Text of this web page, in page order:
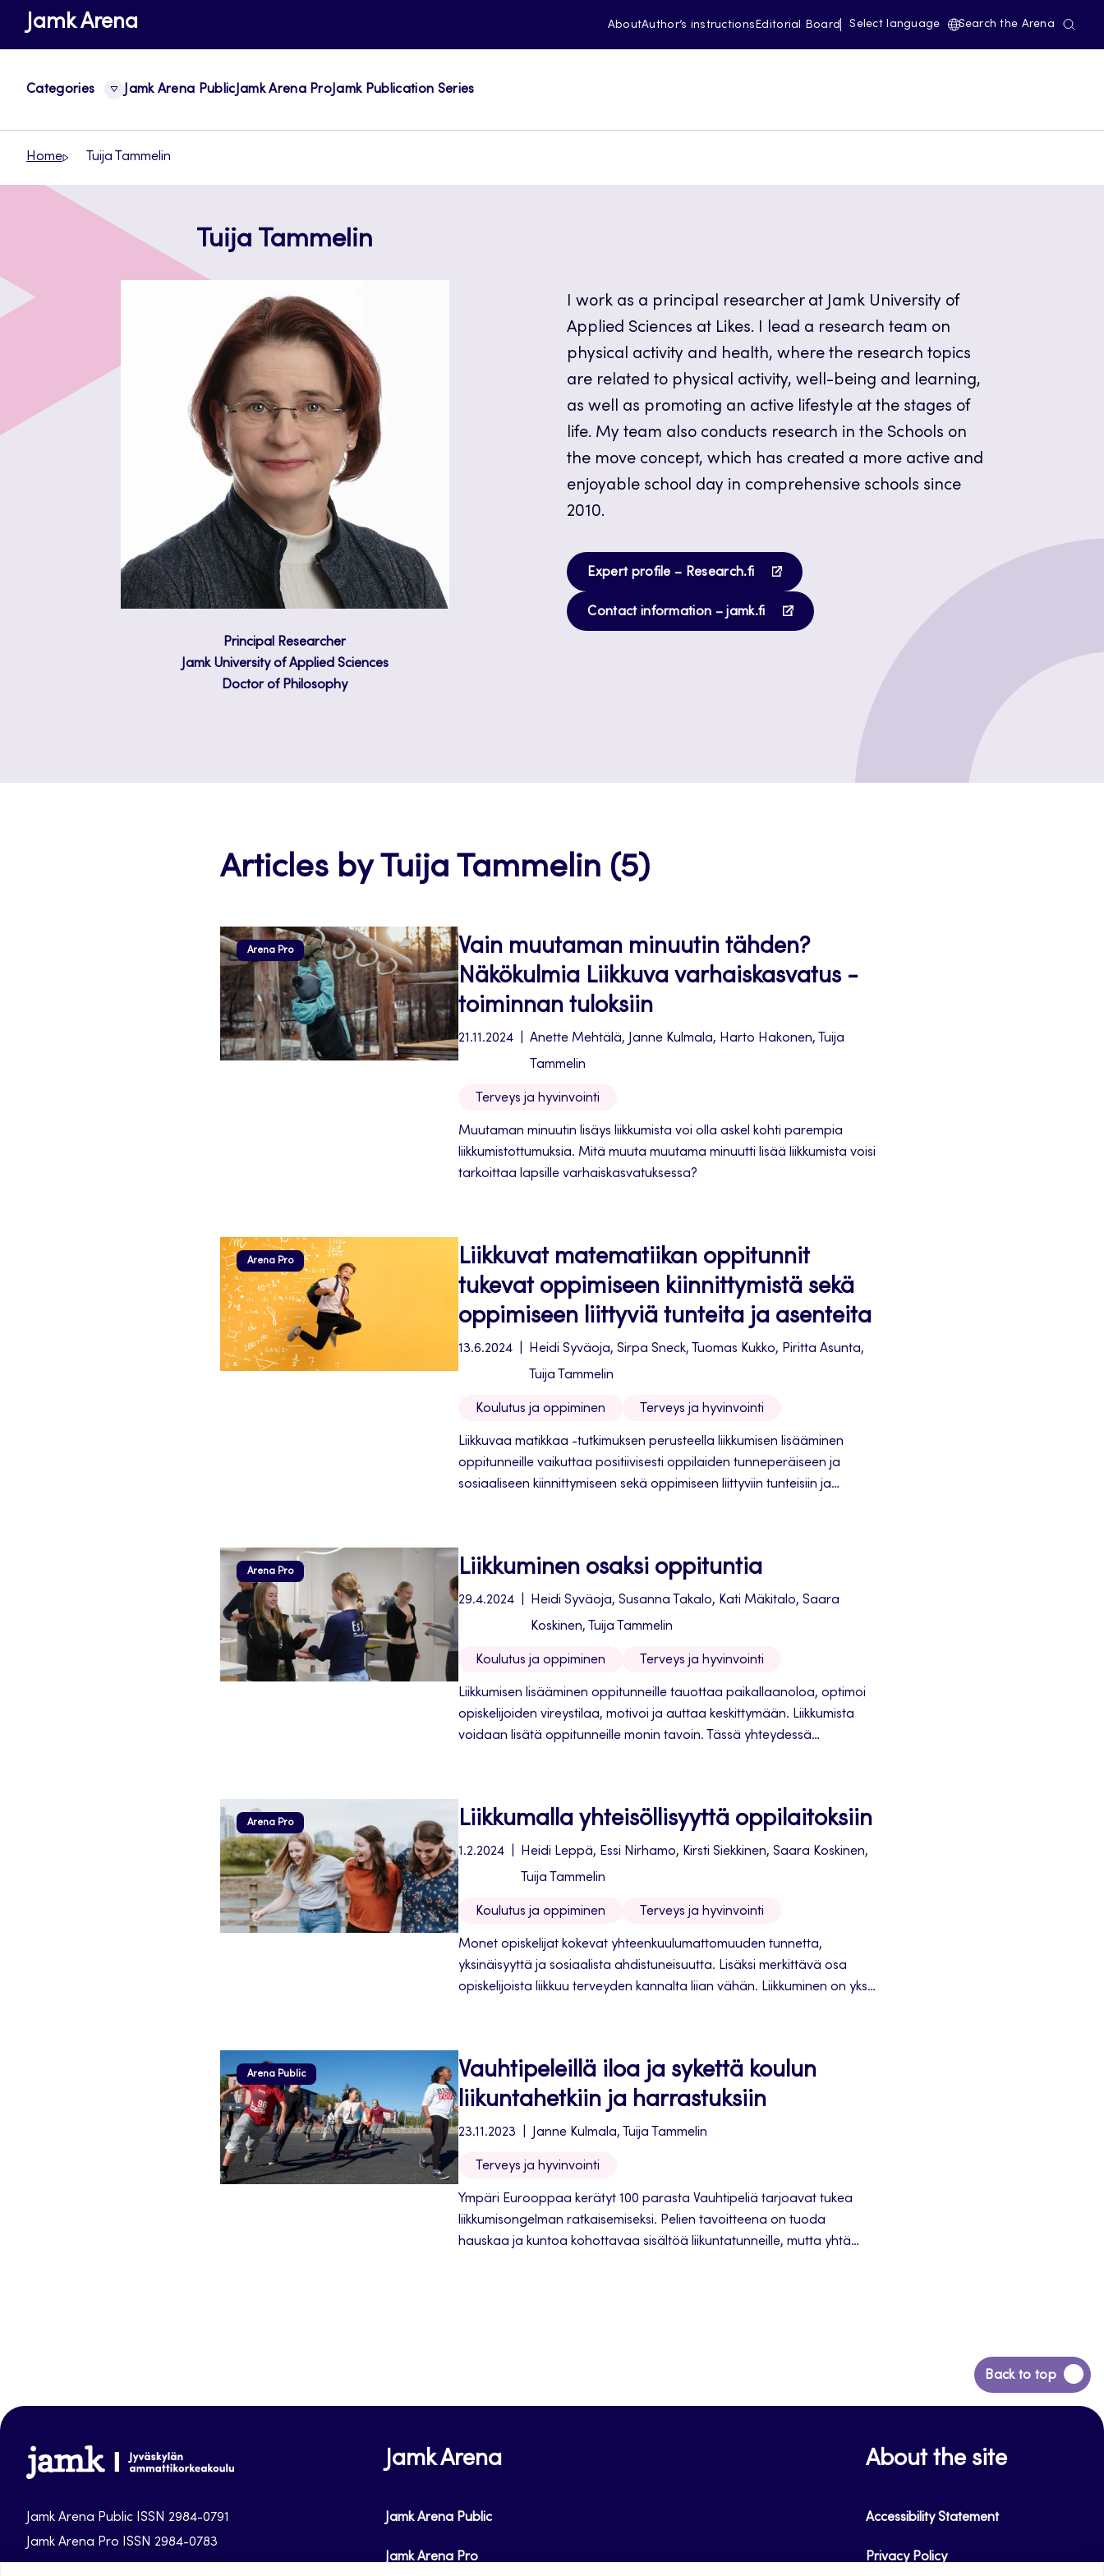
SkipJamk Arena AboutAuthor’s instructionsEditorial Board Select language Search the Arena
Categories Jamk Arena PublicJamk Arena Pro Jamk Publication Series
Home Tuija Tammelin
Tuija Tammelin
Principal Researcher
Jamk University of Applied Sciences
Doctor of Philosophy
I work as a principal researcher at Jamk University of
Applied Sciences at Likes. I lead a research team on
physical activity and health, where the research topics
are related to physical activity, well-being and learning,
as well as promoting an active lifestyle at the stages of
life. My team also conducts research in the Schools on
the move concept, which has created a more active and
enjoyable school day in comprehensive schools since
2010.
Expert profile – Research.fi
Opens
a
new
Contact information – jamk.fi
Opens
in
Articles by Tuija Tammelin (5)
Arena Pro
Vain muutaman minuutin tähden?
Näkökulmia Liikkuva varhaiskasvatus -
toiminnan tuloksiin
21.11.2024
Anette Mehtälä, Janne Kulmala, Harto Hakonen, Tuija
Tammelin
Terveys ja hyvinvointi
Muutaman minuutin lisäys liikkumista voi olla askel kohti parempia
liikkumistottumuksia. Mitä muuta muutama minuutti lisää liikkumista voisi
tarkoittaa lapsille varhaiskasvatuksessa?
Arena Pro
Liikkuvat matematiikan oppitunnit
tukevat oppimiseen kiinnittymistä sekä
oppimiseen liittyviä tunteita ja asenteita
13.6.2024
Heidi Syväoja, Sirpa Sneck, Tuomas Kukko, Piritta Asunta,
Tuija Tammelin
Koulutus ja oppiminen Terveys ja hyvinvointi
Liikkuvaa matikkaa -tutkimuksen perusteella liikkumisen lisääminen
oppitunneille vaikuttaa positiivisesti oppilaiden tunneperäiseen ja
sosiaaliseen kiinnittymiseen sekä oppimiseen liittyviin tunteisiin ja
Arena Pro Liikkuminen osaksi oppituntia
29.4.2024
Heidi Syväoja, Susanna Takalo, Kati Mäkitalo, Saara
Koskinen, Tuija Tammelin
Koulutus ja oppiminen Terveys ja hyvinvointi
Liikkumisen lisääminen oppitunneille tauottaa paikallaanoloa, optimoi
opiskelijoiden vireystilaa, motivoi ja auttaa keskittymään. Liikkumista
voidaan lisätä oppitunneille monin tavoin. Tässä yhteydessä
Arena Pro Liikkumalla yhteisöllisyyttä oppilaitoksiin
1.2.2024
Heidi Leppä, Essi Nirhamo, Kirsti Siekkinen, Saara Koskinen,
Tuija Tammelin
Koulutus ja oppiminen Terveys ja hyvinvointi
Monet opiskelijat kokevat yhteenkuulumattomuuden tunnetta,
yksinäisyyttä ja sosiaalista ahdistuneisuutta. Lisäksi merkittävä osa
opiskelijoista liikkuu terveyden kannalta liian vähän. Liikkuminen on yksi
kohderyhmille.
Arena Public
Vauhtipeleillä iloa ja sykettä koulun
liikuntahetkiin ja harrastuksiin
23.11.2023 Janne Kulmala, Tuija Tammelin
Terveys ja hyvinvointi
Ympäri Eurooppaa kerätyt 100 parasta Vauhtipeliä tarjoavat tukea
liikkumisongelman ratkaisemiseksi. Pelien tavoitteena on tuoda
hauskaa ja kuntoa kohottavaa sisältöä liikuntatunneille, mutta yhtä
Back to top
Back
to
Jamk-
arena
Jamk Arena Public ISSN 2984-0791
Jamk Arena Pro ISSN 2984-0783
Jamk Arena
Jamk Arena Public
Jamk Arena Pro
About the site
Accessibility Statement
Privacy Policy